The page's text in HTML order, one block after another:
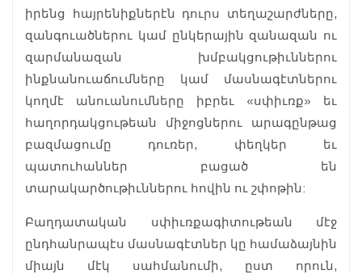
իրենց հայրենիքներէն դուրս տեղաշարժները,
զանգուածներու կամ ընկերային զանազան ու
զարմանազան խմբակցութիւններու
ինքնանուաճումները կամ մասնագէտներու
կողմէ անուանումները իբրեւ «սփիւռք» եւ
հաղորդակցութեան միջոցներու արագընթաց
բազմացումը դուռեր, փեղկեր եւ
պատուհաններ բացած են
տարակարծութիւններու հովին ու շփոթին:
Բաղդատական սփիւռքագիտութեան մէջ
ընդհանրապէս մասնագէտներ կը համաձայնին
միայն մէկ սահմանումի, ըստ որուն,